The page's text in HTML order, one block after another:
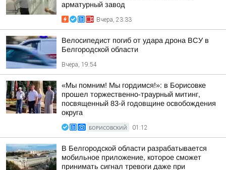
арматурный завод
Вчера, 23:33
Велосипедист погиб от удара дрона ВСУ в
Белгородской области
Вчера, 19:54
«Мы помним! Мы гордимся!»: в Борисовке
прошел торжественно-траурный митинг,
посвященный 83-й годовщине освобождения
округа
БОРИСОВСКИЙ 01:12
В Белгородской области разрабатывается
мобильное приложение, которое сможет
принимать сигнал тревоги даже при